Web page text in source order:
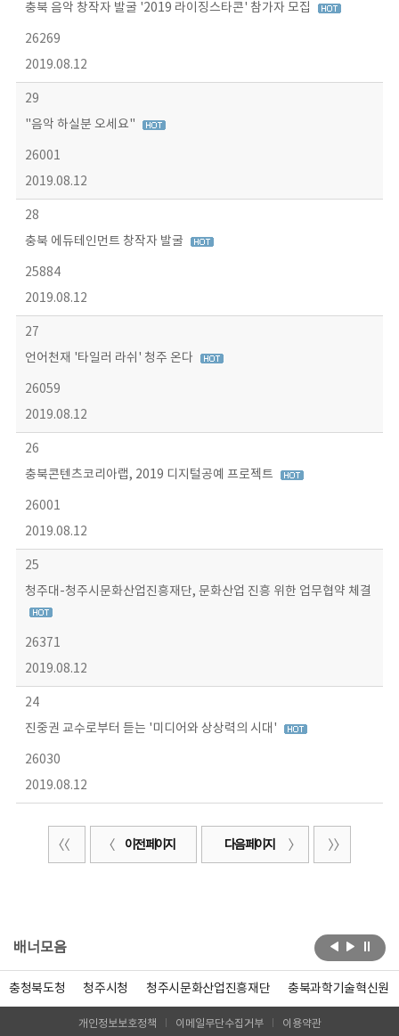
충북 음악 창작자 발굴 '2019 라이징스타콘' 참가자 모집
26269
2019.08.12
29
"음악 하실분 오세요"
26001
2019.08.12
28
충북 에듀테인먼트 창작자 발굴
25884
2019.08.12
27
언어천재 '타일러 라쉬' 청주 온다
26059
2019.08.12
26
충북콘텐츠코리아랩, 2019 디지털공예 프로젝트
26001
2019.08.12
25
청주대-청주시문화산업진흥재단, 문화산업 진흥 위한 업무협약 체결
26371
2019.08.12
24
진중권 교수로부터 듣는 '미디어와 상상력의 시대'
26030
2019.08.12
이전 페이지 다음 페이지
배너모음
충청북도청 청주시청 청주시문화산업진흥재단 충북과학기술혁신원
개인정보보호정책 이메일무단수집거부 이용약관